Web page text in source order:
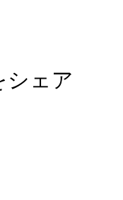
シェア